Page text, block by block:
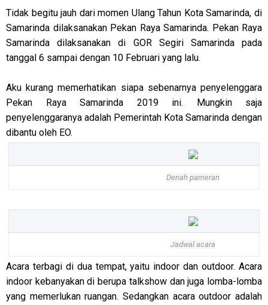
Tidak begitu jauh dari momen Ulang Tahun Kota Samarinda, di
Samarinda dilaksanakan Pekan Raya Samarinda. Pekan Raya
Samarinda dilaksanakan di GOR Segiri Samarinda pada
tanggal 6 sampai dengan 10 Februari yang lalu.
Aku kurang memerhatikan siapa sebenarnya penyelenggara
Pekan Raya Samarinda 2019 ini. Mungkin saja
penyelenggaranya adalah Pemerintah Kota Samarinda dengan
dibantu oleh EO.
Denah pameran
Jadwal acara
Acara terbagi di dua tempat, yaitu indoor dan outdoor. Acara
indoor kebanyakan di berupa talkshow dan juga lomba-lomba
yang memerlukan ruangan. Sedangkan acara outdoor adalah